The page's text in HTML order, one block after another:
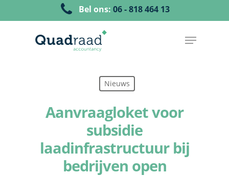
Bel ons: 06 - 818 464 13
Nieuws
Aanvraagloket voor
subsidie
laadinfrastructuur bij
bedrijven open